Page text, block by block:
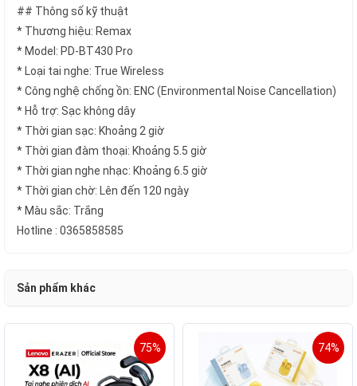
## Thông số kỹ thuật
* Thương hiệu: Remax
* Model: PD-BT430 Pro
* Loại tai nghe: True Wireless
* Công nghệ chống ồn: ENC (Environmental Noise Cancellation)
* Hỗ trợ: Sạc không dây
* Thời gian sạc: Khoảng 2 giờ
* Thời gian đàm thoại: Khoảng 5.5 giờ
* Thời gian nghe nhạc: Khoảng 6.5 giờ
* Thời gian chờ: Lên đến 120 ngày
* Màu sắc: Trắng
Hotline : 0365858585
Sản phẩm khác
75% 74%